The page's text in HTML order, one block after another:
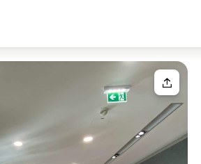
Your request
Your message
for, and we'll find your dream
to contact us?